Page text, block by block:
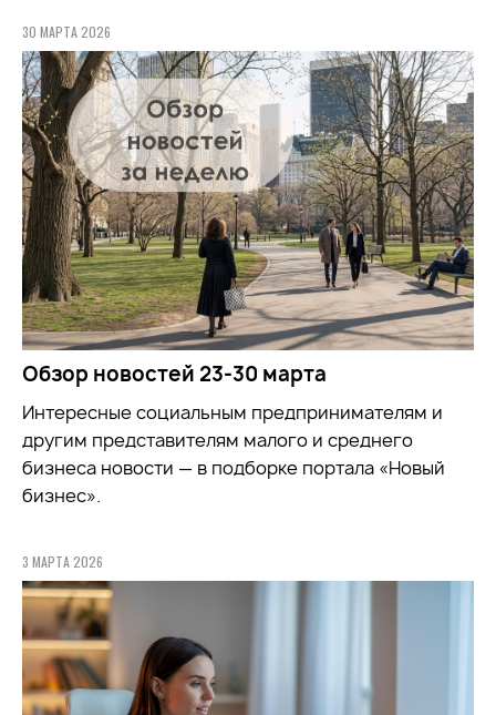
30 МАРТА 2026
Обзор новостей 23-30 марта
Интересные социальным предпринимателям и
другим представителям малого и среднего
бизнеса новости — в подборке портала «Новый
бизнес».
3 МАРТА 2026